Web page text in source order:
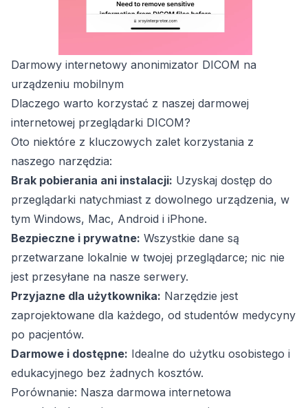
Darmowy internetowy anonimizator DICOM na
urządzeniu mobilnym
Dlaczego warto korzystać z naszej darmowej
internetowej przeglądarki DICOM?
Oto niektóre z kluczowych zalet korzystania z
naszego narzędzia:
Brak pobierania ani instalacji: Uzyskaj dostęp do
przeglądarki natychmiast z dowolnego urządzenia, w
tym Windows, Mac, Android i iPhone.
Bezpieczne i prywatne: Wszystkie dane są
przetwarzane lokalnie w twojej przeglądarce; nic nie
jest przesyłane na nasze serwery.
Przyjazne dla użytkownika: Narzędzie jest
zaprojektowane dla każdego, od studentów medycyny
po pacjentów.
Darmowe i dostępne: Idealne do użytku osobistego i
edukacyjnego bez żadnych kosztów.
Porównanie: Nasza darmowa internetowa